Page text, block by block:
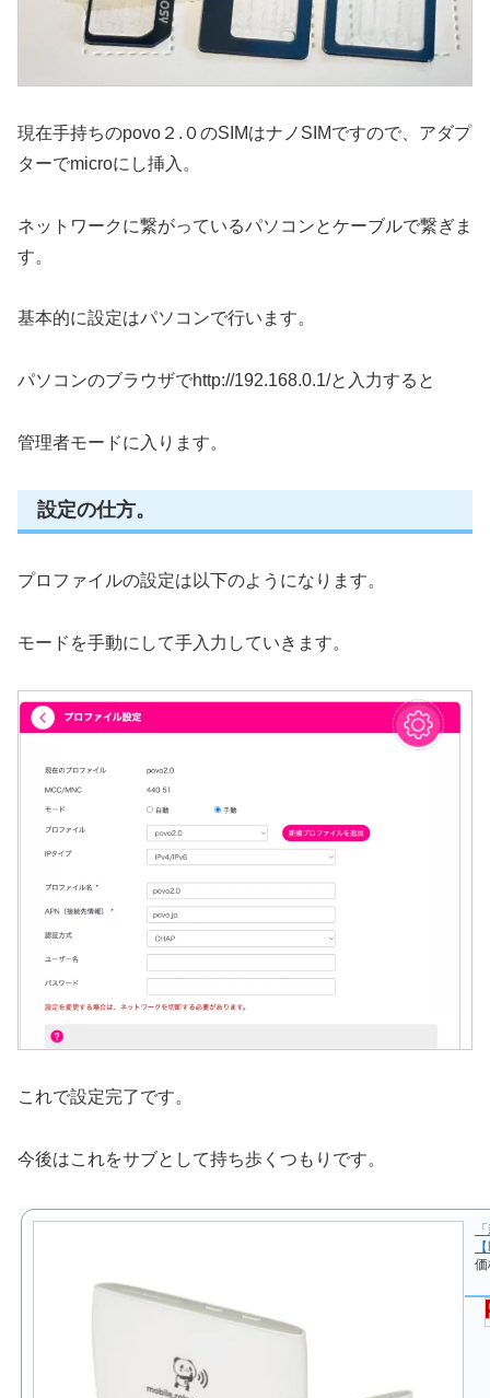
現在手持ちのpovo２.０のSIMはナノSIMですので、アダプ
ターでmicroにし挿入。
ネットワークに繋がっているパソコンとケーブルで繋ぎま
す。
基本的に設定はパソコンで行います。
パソコンのブラウザでhttp://192.168.0.1/と入力すると
管理者モードに入ります。
設定の仕方。
プロファイルの設定は以下のようになります。
モードを手動にして手入力していきます。
これで設定完了です。
今後はこれをサブとして持ち歩くつもりです。